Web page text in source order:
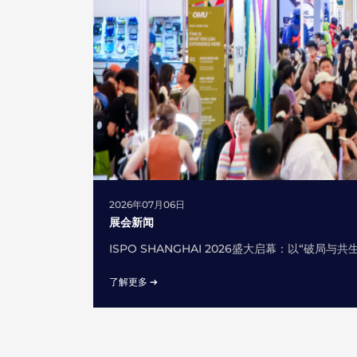
2026年07月06日
展会新闻
ISPO SHANGHAI 2026盛大启幕：以“破局与共
了解更多 ➔